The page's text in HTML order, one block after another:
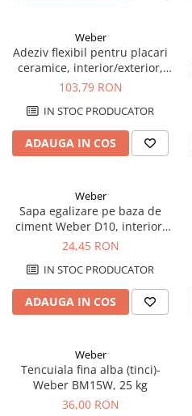
Weber
Adeziv flexibil pentru placari
ceramice, interior/exterior,
Weber Superflex Max2, gri, 25
103,79 RON
IN STOC PRODUCATOR
ADAUGA IN COS
Weber
Sapa egalizare pe baza de
ciment Weber D10, interior,
30 kg
24,45 RON
IN STOC PRODUCATOR
ADAUGA IN COS
Weber
Tencuiala fina alba (tinci)-
Weber BM15W, 25 kg
36,00 RON